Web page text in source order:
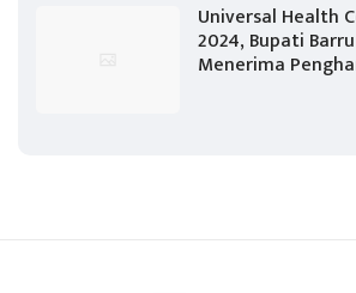
Universal Health
2024, Bupati
Menerima